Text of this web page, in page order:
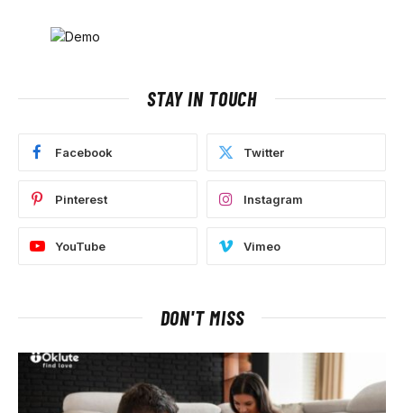
STAY IN TOUCH
Facebook Twitter
Pinterest Instagram
YouTube Vimeo
DON'T MISS